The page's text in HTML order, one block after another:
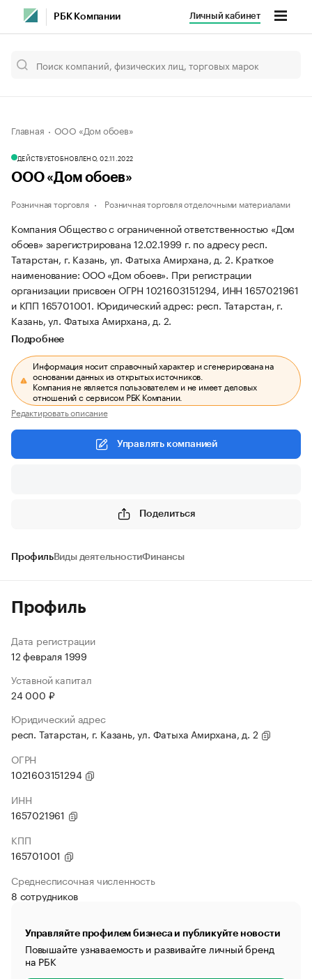
РБК Компании Личный кабинет
Главная ООО «Дом обоев»
ДЕЙСТВУЕТОБНОВЛЕНО, 02.11.2022
ООО «Дом обоев»
Розничная торговля Розничная торговля отделочными материалами
Компания Общество с ограниченной ответственностью «Дом
обоев» зарегистрирована 12.02.1999 г. по адресу респ.
Татарстан, г. Казань, ул. Фатыха Амирхана, д. 2. Краткое
наименование: ООО «Дом обоев». При регистрации
организации присвоен ОГРН 1021603151294, ИНН 1657021961
и КПП 165701001. Юридический адрес: респ. Татарстан, г.
Казань, ул. Фатыха Амирхана, д. 2.
Подробнее
Информация носит справочный характер и сгенерирована на
основании данных из открытых источников.
Компания не является пользователем и не имеет деловых
отношений с сервисом РБК Компании.
Редактировать описание
Управлять компанией
Поделиться
ПрофильВиды деятельностиФинансы
Профиль
Дата регистрации
12 февраля 1999
Уставной капитал
24 000 ₽
Юридический адрес
респ. Татарстан, г. Казань, ул. Фатыха Амирхана, д. 2
ОГРН
1021603151294
ИНН
1657021961
КПП
165701001
Среднесписочная численность
8 сотрудников
Управляйте профилем бизнеса и публикуйте новости
Повышайте узнаваемость и развивайте личный бренд
на РБК